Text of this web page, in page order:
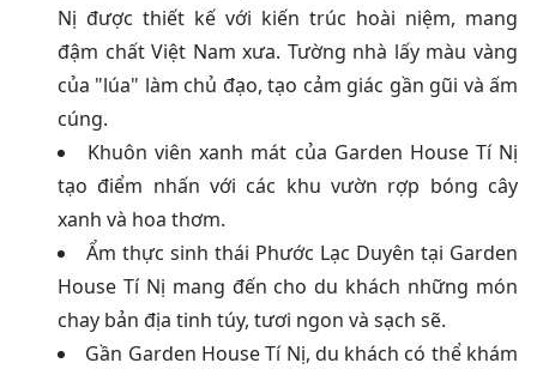
Nị được thiết kế với kiến trúc hoài niệm, mang
đậm chất Việt Nam xưa. Tường nhà lấy màu vàng
của "lúa" làm chủ đạo, tạo cảm giác gần gũi và ấm
cúng.
Khuôn viên xanh mát của Garden House Tí Nị
tạo điểm nhấn với các khu vườn rợp bóng cây
xanh và hoa thơm.
Ẩm thực sinh thái Phước Lạc Duyên tại Garden
House Tí Nị mang đến cho du khách những món
chay bản địa tinh túy, tươi ngon và sạch sẽ.
Gần Garden House Tí Nị, du khách có thể khám